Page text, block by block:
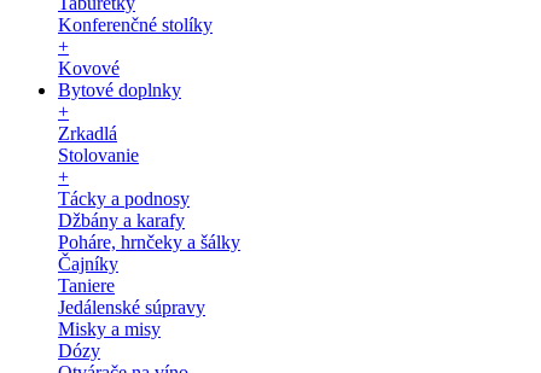
Konferenčné stolíky
+
Kovové
Bytové doplnky
+
Zrkadlá
Stolovanie
+
Tácky a podnosy
Džbány a karafy
Poháre, hrnčeky a šálky
Čajníky
Taniere
Jedálenské súpravy
Misky a misy
Dózy